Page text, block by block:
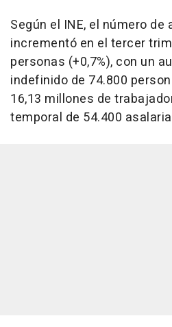
Según el INE, el número de
incrementó en el tercer
personas (+0,7%), con un
indefinido de 74.800
16,13 millones de
temporal de 54.400